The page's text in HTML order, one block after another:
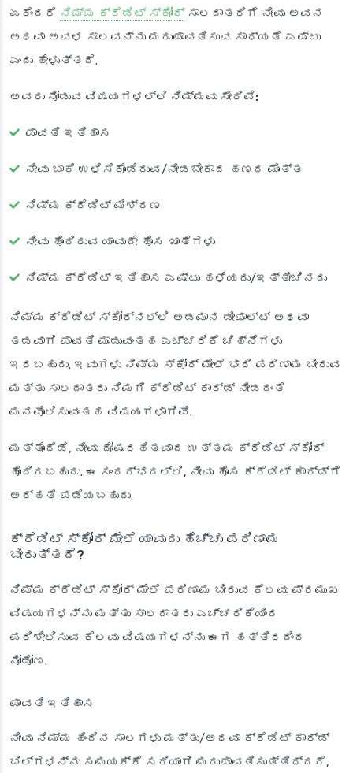
ಏಕೆಂದರೆ ನಿಮ್ಮ ಕ್ರೆಡಿಟ್ ಸ್ಕೋರ್ ಸಾಲದಾತರಿಗೆ ನೀವು ಅವನ
ಅಥವಾ ಅವಳ ಸಾಲವನ್ನು ಮರುಪಾವತಿಸುವ ಸಾಧ್ಯತೆ ಎಷ್ಟು
ಎಂದು ಹೇಳುತ್ತದೆ.
ಅವರು ನೋಡುವ ವಿಷಯಗಳಲ್ಲಿ ನಿಮ್ಮವು ಸೇರಿವೆ:
ಪಾವತಿ ಇತಿಹಾಸ
ನೀವು ಬಾಕಿ ಉಳಿಸಿಕೊಂಡಿರುವ/ನೀಡಬೇಕಾದ ಹಣದ ಮೊತ್ತ
ನಿಮ್ಮ ಕ್ರೆಡಿಟ್ ಮಿಶ್ರಣ
ನೀವು ಹೊಂದಿರುವ ಯಾವುದೇ ಹೊಸ ಖಾತೆಗಳು
ನಿಮ್ಮ ಕ್ರೆಡಿಟ್ ಇತಿಹಾಸ ಎಷ್ಟು ಹಳೆಯದು/ಇತ್ತೀಚಿನದು
ನಿಮ್ಮ ಕ್ರೆಡಿಟ್ ಸ್ಕೋರ್‌ನಲ್ಲಿ ಅಡಮಾನ ಡೀಫಾಲ್ಟ್ ಅಥವಾ
ತಡವಾಗಿ ಪಾವತಿ ಮಾಡುವಂತಹ ಎಚ್ಚರಿಕೆ ಚಿಹ್ನೆಗಳು
ಇರಬಹುದು. ಇವುಗಳು ನಿಮ್ಮ ಸ್ಕೋರ್ ಮೇಲೆ ಭಾರಿ ಪರಿಣಾಮ ಬೀರುವ
ಮತ್ತು ಸಾಲದಾತರು ನಿಮಗೆ ಕ್ರೆಡಿಟ್ ಕಾರ್ಡ್ ನೀಡದಂತೆ
ಮನವೊಲಿಸುವಂತಹ ವಿಷಯಗಳಾಗಿವೆ.
ಮತ್ತೊಂದೆಡೆ, ನೀವು ದೋಷರಹಿತವಾದ ಉತ್ತಮ ಕ್ರೆಡಿಟ್ ಸ್ಕೋರ್
ಹೊಂದಿರಬಹುದು. ಈ ಸಂದರ್ಭದಲ್ಲಿ, ನೀವು ಹೊಸ ಕ್ರೆಡಿಟ್ ಕಾರ್ಡ್‌ಗೆ
ಅರ್ಹತೆ ಪಡೆಯಬಹುದು.
ಕ್ರೆಡಿಟ್ ಸ್ಕೋರ್ ಮೇಲೆ ಯಾವುದು ಹೆಚ್ಚು ಪರಿಣಾಮ
ಬೀರುತ್ತದೆ?
ನಿಮ್ಮ ಕ್ರೆಡಿಟ್ ಸ್ಕೋರ್ ಮೇಲೆ ಪರಿಣಾಮ ಬೀರುವ ಕೆಲವು ಪ್ರಮುಖ
ವಿಷಯಗಳನ್ನು ಮತ್ತು ಸಾಲದಾತರು ಎಚ್ಚರಿಕೆಯಿಂದ
ಪರಿಶೀಲಿಸುವ ಕೆಲವು ವಿಷಯಗಳನ್ನು ಈಗ ಹತ್ತಿರದಿಂದ
ನೋಡೋಣ.
ಪಾವತಿ ಇತಿಹಾಸ
ನೀವು ನಿಮ್ಮ ಹಿಂದಿನ ಸಾಲಗಳು ಮತ್ತು/ಅಥವಾ ಕ್ರೆಡಿಟ್ ಕಾರ್ಡ್
ಬಿಲ್‌ಗಳನ್ನು ಸಮಯಕ್ಕೆ ಸರಿಯಾಗಿ ಮರುಪಾವತಿಸುತ್ತಿದ್ದರೆ,